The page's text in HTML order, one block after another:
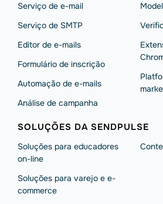
Serviço de e-mail
Serviço de SMTP
Editor de e-mails
Formulário de inscrição
Automação de e-mails
Análise de campanha
SOLUÇÕES DA SENDPULSE
Soluções para educadores
on-line
Soluções para varejo e e-
commerce